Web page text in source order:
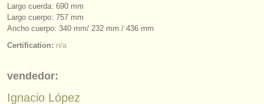
fuentes rss
noticias sobre música clásica
anúnciese con nosotros
find out about our
Largo cuerda: 690 mm
Largo cuerpo: 757 mm
Ancho cuerpo: 340 mm/ 232 mm / 436 mm
Certification: n/a
vendedor:
Ignacio López